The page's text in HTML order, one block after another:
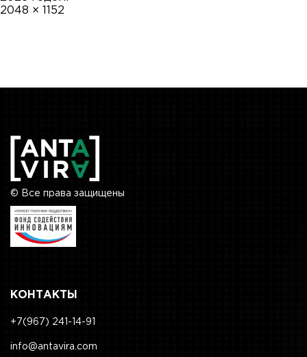
Полный
2048 × 1152
© Все права защищены
КОНТАКТЫ
+7(967) 241-14-91
info@antavira.com